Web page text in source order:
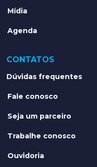
Mídia
Agenda
CONTATOS
Dúvidas frequentes
Fale conosco
Seja um parceiro
Trabalhe conosco
Ouvidoria